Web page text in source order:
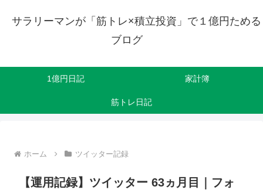
サラリーマンが「筋トレ×積立投資」で１億円ためる
ブログ
1億円日記 家計簿
筋トレ日記
ホーム ツイッター記録
【運用記録】ツイッター 63ヵ月目｜フォ